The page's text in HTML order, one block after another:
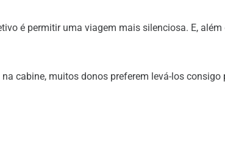
é permitir uma viagem mais silenciosa. E, além
cabine, muitos donos preferem levá-los consigo